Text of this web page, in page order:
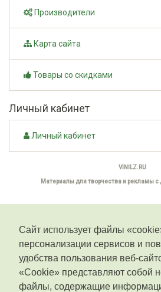
Сайт использует файлы
персонализации сервисов и
удобства пользования веб-
«Cookie» представляют собой
файлы, содержащие
Производители
Карта сайта
Товары со скидками
Личный кабинет
Личный кабинет
VINILZ.RU
Материалы для творчества и рекламы с